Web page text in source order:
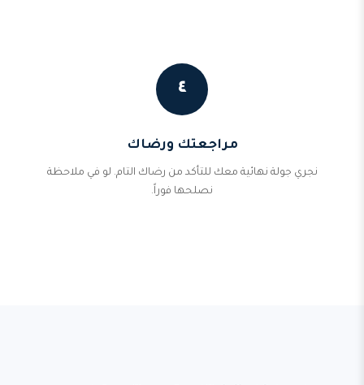
٤
مراجعتك ورضاك
نجري جولة نهائية معك للتأكد من رضاك التام. لو في ملاحظة
نصلحها فوراً.